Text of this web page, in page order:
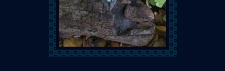
Mystik Wood